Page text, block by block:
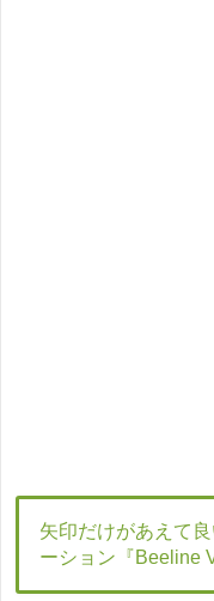
矢印だけがあえて
ーション『Beeline